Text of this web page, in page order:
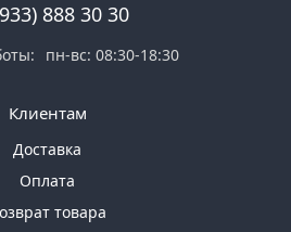
888 30 30
пн-вс: 08:30-18:30
Клиентам
Доставка
Оплата
товара